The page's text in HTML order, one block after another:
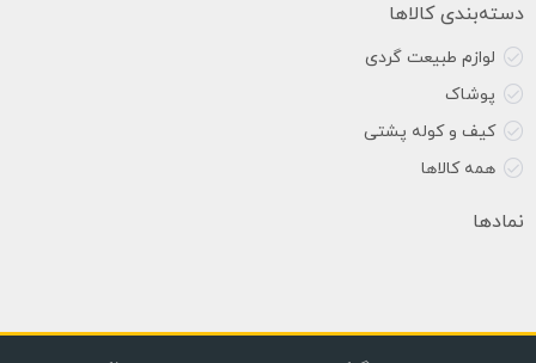
دسته‌بندی کالاها
لوازم طبیعت گردی
پوشاک
کیف و کوله پشتی
همه کالاها
نمادها